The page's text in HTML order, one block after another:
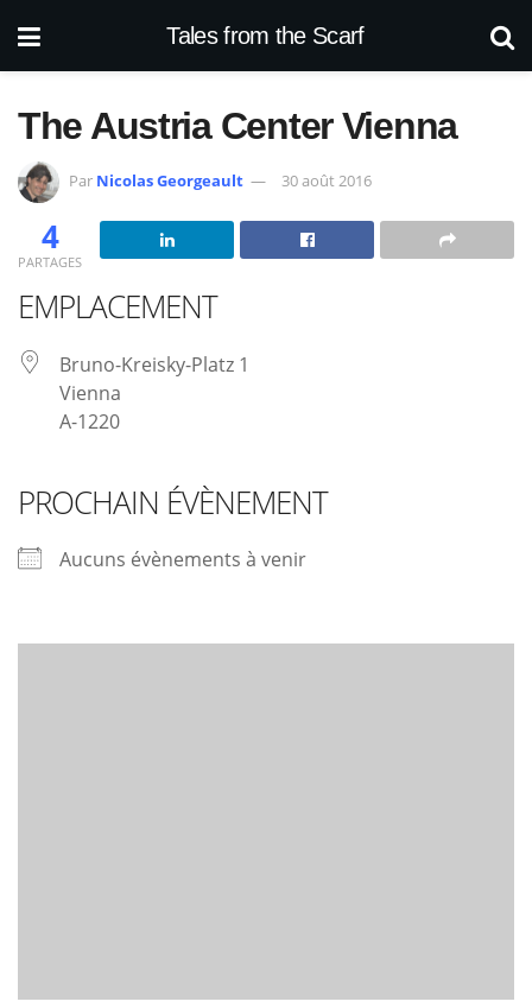
Tales from the Scarf
The Austria Center Vienna
Par Nicolas Georgeault 30 août 2016
4
PARTAGES
EMPLACEMENT
Bruno-Kreisky-Platz 1
Vienna
A-1220
PROCHAIN ÉVÈNEMENT
Aucuns évènements à venir